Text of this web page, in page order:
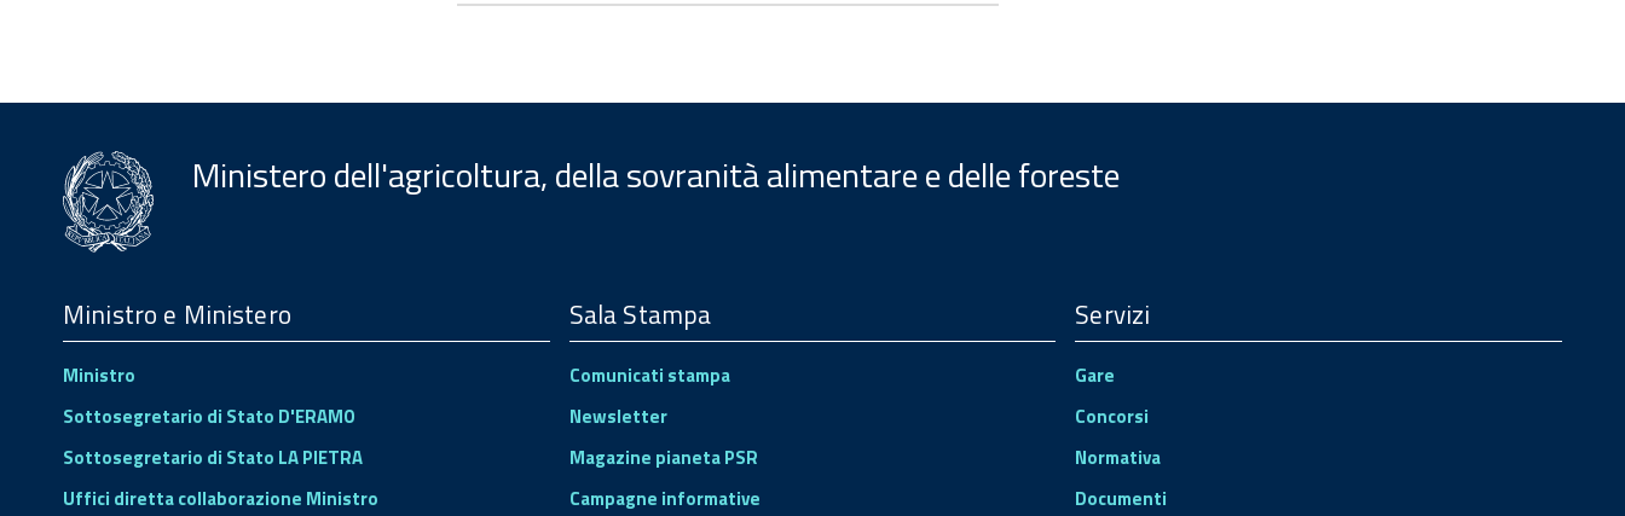
Ministero dell'agricoltura, della sovranità alimentare e delle foreste
Footer
Ministro e Ministero
Ministro
Sottosegretario di Stato D'ERAMO
Sottosegretario di Stato LA PIETRA
Uffici diretta collaborazione Ministro
Sala Stampa
Comunicati stampa
Newsletter
Magazine pianeta PSR
Campagne informative
Servizi
Gare
Concorsi
Normativa
Documenti